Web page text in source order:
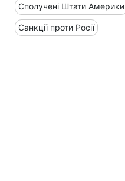
Сполучені Штати Америки
Санкції проти Росії